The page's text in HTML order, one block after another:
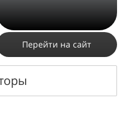
Перейти на сайт